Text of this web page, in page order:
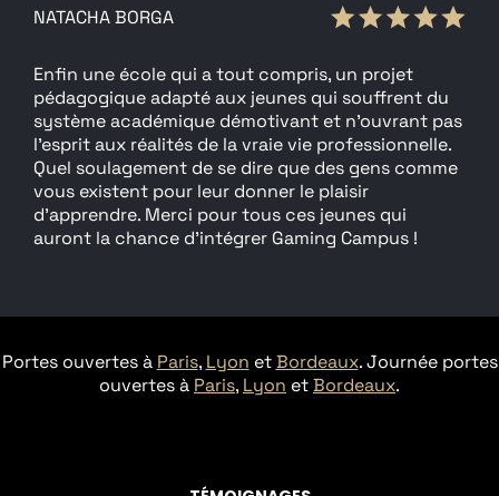
NATACHA BORGA
Enfin une école qui a tout compris, un projet
pédagogique adapté aux jeunes qui souffrent du
système académique démotivant et n'ouvrant pas
l’esprit aux réalités de la vraie vie professionnelle.
Quel soulagement de se dire que des gens comme
vous existent pour leur donner le plaisir
d'apprendre. Merci pour tous ces jeunes qui
auront la chance d'intégrer Gaming Campus !
Portes ouvertes à Paris, Lyon etBordeaux. Journée portes
ouvertes à Paris, Lyon etBordeaux.